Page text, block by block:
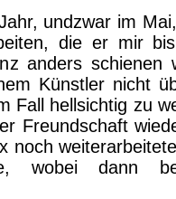
undzwar im
die er mir
anders schienen
Künstler nicht
Fall hellsichtig zu
Freundschaft
noch
wobei dann